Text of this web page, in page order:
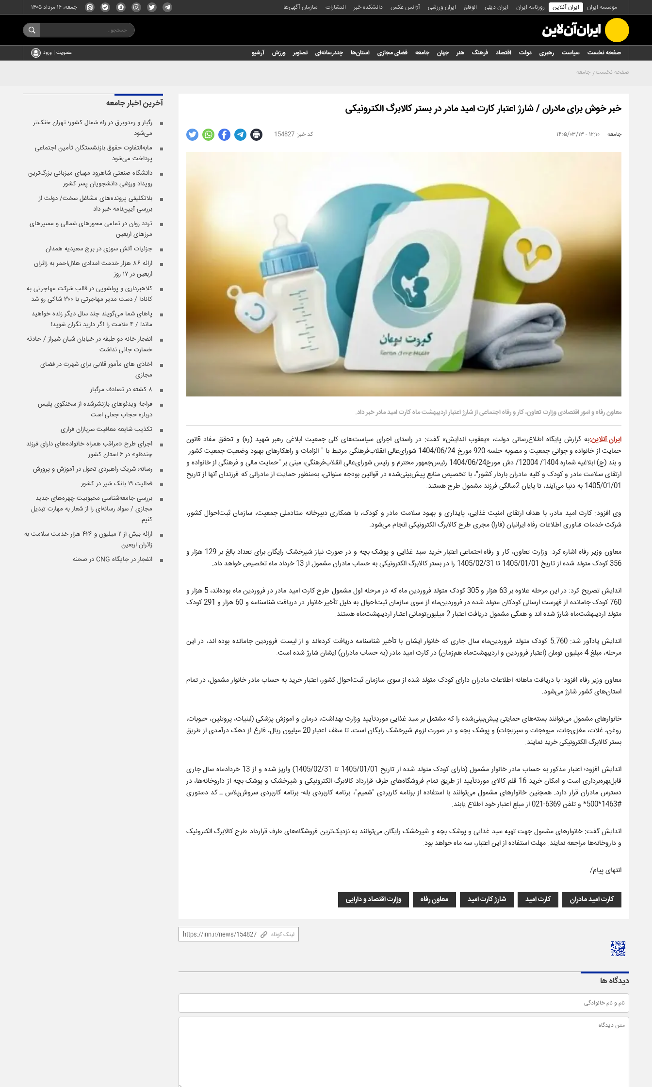
موسسه ایران ایران آنلاین روزنامه ایران ایران دیلی الوفاق ایران ورزشی آژانس عکس دانشکده خبر انتشارات سازمان آگهی‌ها جمعه، ۱۶ مرداد ۱۴۰۵
صفحه نخست سیاست رهبری دولت اقتصاد فرهنگ هنر جهان جامعه فضای مجازی استان‌ها چندرسانه‌ای تصاویر ورزش آرشیو عضویت | ورود
صفحه نخست جامعه
خبر خوش برای مادران / شارژ اعتبار کارت امید مادر در بستر کالابرگ الکترونیکی
جامعه ۱۲:۱۰ - ۱۴۰۵/۰۳/۱۳ 154827
معاون رفاه و امور اقتصادی وزارت تعاون، کار و رفاه اجتماعی از شارژ اعتبار اردیبهشت ماه کارت امید مادر خبر داد.
ایران آنلاین:به گزارش پایگاه اطلاع‌رسانی دولت، «یعقوب اندایش» گفت: در راستای اجرای سیاست‌های کلی جمعیت ابلاغی رهبر شهید (ره) و تحقق مفاد قانون
حمایت از خانواده و جوانی جمعیت و مصوبه جلسه 920 مورخ 1404/06/24 شورای‌عالی انقلاب‌فرهنگی مرتبط با " الزامات و راهکارهای بهبود وضعیت جمعیت کشور"
و بند (ج) ابلاغیه شماره 1404/ 12004/ دش مورخ1404/06/24 رئیس‌جمهور محترم و رئیس شورای‌عالی انقلاب‌فرهنگی، مبنی بر "حمایت مالی و فرهنگی از خانواده و
ارتقای سلامت مادر و کودک و کلیه مادران باردار کشور"، با تخصیص منابع پیش‌بینی‌شده در قوانین بودجه سنواتی، به‌منظور حمایت از مادرانی که فرزندان آنها از تاریخ
1405/01/01 به دنیا می‌آیند، تا پایان 2سالگی فرزند مشمول طرح هستند.
وی افزود: کارت امید مادر، با هدف ارتقای امنیت غذایی، پایداری و بهبود سلامت مادر و کودک، با همکاری دبیرخانه ستادملی جمعیت، سازمان ثبت‌احوال کشور،
شرکت خدمات فناوری اطلاعات رفاه ایرانیان (فارا) مجری طرح کالابرگ الکترونیکی انجام می‌شود.
معاون وزیر رفاه اشاره کرد: وزارت تعاون، کار و رفاه اجتماعی اعتبار خرید سبد غذایی و پوشک بچه و در صورت نیاز شیرخشک رایگان برای تعداد بالغ بر 129 هزار و
356 کودک متولد شده از تاریخ 1405/01/01 تا 1405/02/31 را در بستر کالابرگ الکترونیکی به حساب مادران مشمول از 13 خرداد ماه تخصیص خواهد داد.
اندایش تصریح کرد: در این مرحله علاوه بر 63 هزار و 305 کودک متولد فروردین ماه که در مرحله اول مشمول طرح کارت امید مادر در فروردین ماه بوده‌اند، 5 هزار و
760 کودک جامانده از فهرست ارسالی کودکان متولد شده در فروردین‌ماه از سوی سازمان ثبت‌احوال به دلیل تأخیر خانوار در دریافت شناسنامه و 60 هزار و 291 کودک
متولد اردیبهشت‌ماه شارژ شده اند و همگی مشمول دریافت اعتبار 2 میلیون‌تومانی اعتبار اردیبهشت‌ماه هستند.
اندایش یادآور شد: 5.760 کودک متولد فروردین‌ماه سال جاری که خانوار ایشان با تأخیر شناسنامه دریافت کرده‌اند و از لیست فروردین جامانده بوده اند، در این
مرحله، مبلغ 4 میلیون تومان (اعتبار فروردین و اردیبهشت‌ماه هم‌زمان) در کارت امید مادر (به حساب مادران) ایشان شارژ شده است.
معاون وزیر رفاه افزود: با دریافت ماهانه اطلاعات مادران دارای کودک متولد شده از سوی سازمان ثبت‌احوال کشور، اعتبار خرید به حساب مادر خانوار مشمول، در تمام
استان‌های کشور شارژ می‌شود.
خانوارهای مشمول می‌توانند بسته‌های حمایتی پیش‌بینی‌شده را که مشتمل بر سبد غذایی موردتأیید وزارت بهداشت، درمان و آموزش پزشکی (لبنیات، پروتئین، حبوبات،
روغن، غلات، مغزی‌جات، میوه‌جات و سبزیجات) و پوشک بچه و در صورت لزوم شیرخشک رایگان است، تا سقف اعتبار 20 میلیون ریال، فارغ از دهک درآمدی از طریق
بستر کالابرگ الکترونیکی خرید نمایند.
اندایش افزود؛ اعتبار مذکور به حساب مادر خانوار مشمول (دارای کودک متولد شده از تاریخ 1405/01/01 تا 1405/02/31) واریز شده و از 13 خردادماه سال جاری
قابل‌بهره‌برداری است و امکان خرید 16 قلم کالای موردتأیید از طریق تمام فروشگاه‌های طرف قرارداد کالابرگ الکترونیکی و شیرخشک و پوشک بچه از داروخانه‌ها، در
دسترس مادران قرار دارد. همچنین خانوارهای مشمول می‌توانند با استفاده از برنامه کاربردی "شمیم"، برنامه کاربردی بله- برنامه کاربردی سروش‌پلاس ـ کد دستوری
#1463*500* و تلفن 6369-021 از مبلغ اعتبار خود اطلاع یابند.
اندایش گفت: خانوارهای مشمول جهت تهیه سبد غذایی و پوشک بچه و شیرخشک رایگان می‌توانند به نزدیک‌ترین فروشگاه‌های طرف قرارداد طرح کالابرگ الکترونیک
و داروخانه‌ها مراجعه نمایند. مهلت استفاده از این اعتبار، سه ماه خواهد بود.
انتهای پیام/
کارت امید مادران کارت امید شارژ کارت امید معاون رفاه وزارت اقتصاد و دارایی
لینک کوتاه
دیدگاه ها
آخرین اخبارجامعه
رگبار و رعدوبرق در راه شمال کشور؛ تهران خنک‌تر
می‌شود
مابه‌التفاوت حقوق بازنشستگان تأمین اجتماعی
پرداخت می‌شود
دانشگاه صنعتی شاهرود مهیای میزبانی بزرگ‌ترین
رویداد ورزشی دانشجویان پسر کشور
بلاتکلیفی پرونده‌های مشاغل سخت/ دولت از
بررسی آیین‌نامه خبر داد
تردد روان در تمامی محورهای شمالی و مسیرهای
مرزهای اربعین
جزئیات آتش سوزی در برج سعیدیه همدان
ارائه ۸۶ هزار خدمت امدادی هلال‌احمر به زائران
اربعین در ۱۷ روز
کلاهبرداری و پولشویی در قالب شرکت مهاجرتی به
کانادا / دست مدیر مهاجرتی با ۳۰۰ شاکی رو شد
پاهای شما می‌گویند چند سال دیگر زنده خواهید
ماند! / ۴ علامت را اگر دارید نگران شوید!
انفجار خانه دو طبقه در خیابان شبان شیراز / حادثه
خسارت جانی نداشت
اخاذی های مأمور قلابی برای شهرت در فضای
مجازی
۸ کشته در تصادف مرگبار
فراجا: ویدئوهای بازنشرشده از سخنگوی پلیس
درباره حجاب جعلی است
تکذیب شایعه معافیت سربازان فراری
اجرای طرح «مراقب همراه خانواده‌های دارای فرزند
چندقلو» در ۶ استان کشور
رسانه؛ شریک راهبردی تحول در آموزش و پرورش
فعالیت ۱۹ بانک شیر در کشور
بررسی جامعه‌شناسی محبوبیت چهره‌های جدید
مجازی / سواد رسانه‌ای را از شعار به مهارت تبدیل
کنیم
ارائه بیش از ۲ میلیون و ۴۲۶ هزار خدمت سلامت به
زائران اربعین
انفجار در جایگاه CNG در صحنه